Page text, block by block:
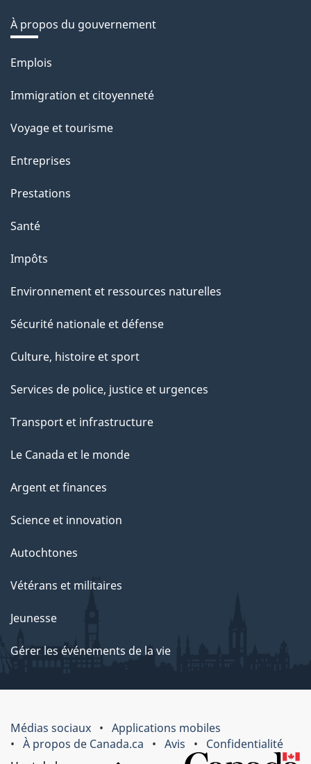
À propos du gouvernement
Thèmes
sujets
Emplois
Immigration et citoyenneté
Voyage et tourisme
Entreprises
Prestations
Santé
Impôts
Environnement et ressources naturelles
Sécurité nationale et défense
Culture, histoire et sport
Services de police, justice et urgences
Transport et infrastructure
Le Canada et le monde
Argent et finances
Science et innovation
Autochtones
Vétérans et militaires
Jeunesse
Gérer les événements de la vie
Médias sociaux
Applications mobiles
À propos de Canada.ca
Avis
Confidentialité